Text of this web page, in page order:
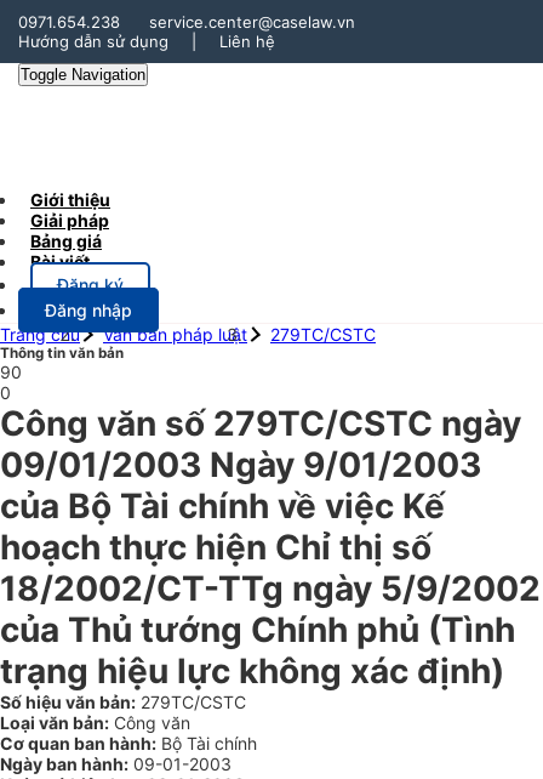
0971.654.238
service.center@caselaw.vn
Hướng dẫn sử dụng
Liên hệ
Toggle Navigation
Giới thiệu
Giải pháp
Bảng giá
Bài viết
Đăng ký
Đăng nhập
Trang chủ
Văn bản pháp luật 279TC/CSTC
Thông tin văn bản
90
0
Công văn số 279TC/CSTC ngày
09/01/2003 Ngày 9/01/2003
của Bộ Tài chính về việc Kế
hoạch thực hiện Chỉ thị số
18/2002/CT-TTg ngày 5/9/2002
của Thủ tướng Chính phủ (Tình
trạng hiệu lực không xác định)
Số hiệu văn bản: 279TC/CSTC
Loại văn bản: Công văn
Cơ quan ban hành: Bộ Tài chính
Ngày ban hành: 09-01-2003